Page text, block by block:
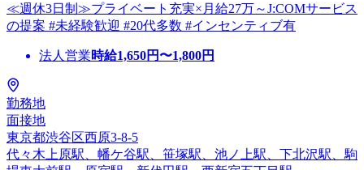
≪週休3日制≫プライベート充実×月給27万～J:COMサービス
の提案 #未経験歓迎 #20代多数 #インセンティブ有
法人営業時給1,650円〜1,800円
勤務地
面接地
東京都渋谷区西原3-8-5
代々木上原駅、幡ケ谷駅、笹塚駅、池ノ上駅、下北沢駅、駒